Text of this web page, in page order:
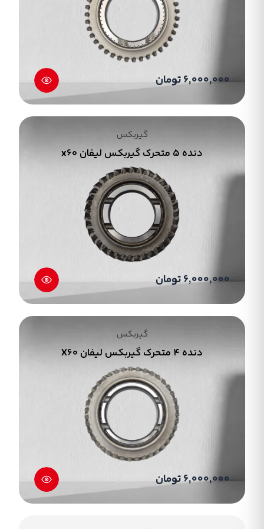
سمت دیگر شیار یاتاقان قرار دارد 5.کاسه
نمد;یاتاقان و روغن در آن در برابر نفوذ گرد و غبار
محافظت می کند 6.دنده برنجی;فلزی و حلقه ای است
و برای درگیری بین دنده کشویی و یاتاقان های
گیربکس از این قطعه استفاده می شود. 7.چرخ دنده
ها;از اساسی ترین قطعات مکانیکی در پوسته جعبه
بیرونی دندانه دار و در قطر های متفاوت هستند.
مرکز تخصصی او ام پارت دارای گیربکس جیلی و تمامی
قطعات گیربکس جیلی و دیگر لوازم یدکی های جیلی
و لیفان می باشد.
6,000,000 تومان
گیربکس
دنده ۵ متحرک گیربکس لیفان x60
6,000,000 تومان
گیربکس
دنده ۴ متحرک گیربکس لیفان X60
6,000,000 تومان